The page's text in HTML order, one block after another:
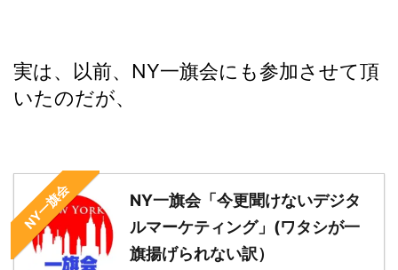
実は、以前、NY一旗会にも参加させて頂
いたのだが、
NY一旗会
NY一旗会「今更聞けないデジタ
ルマーケティング」(ワタシが一
旗揚げられない訳）